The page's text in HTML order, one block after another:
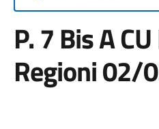
P. 7 Bis A
Regioni 02/